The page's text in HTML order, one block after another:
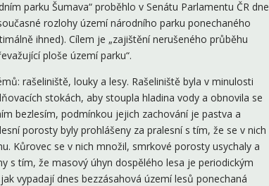
parku Šumava“ proběhlo v Senátu Parlamentu ČR dne
rozlohy území národního parku ponechaného
ihned). Cílem je „zajištění nerušeného průběhu
ploše území parku“.
rašeliniště, louky a lesy. Rašeliniště byla v minulosti
stokách, aby stoupla hladina vody a obnovila se
bezlesím, podmínkou jejich zachování je pastva a
porosty byly prohlášeny za pralesní s tím, že se v nich
Kůrovec se v nich množil, smrkové porosty usychaly a
s tím, že masový úhyn dospělého lesa je periodickým
vypadají dnes bezzásahová území lesů ponechaná